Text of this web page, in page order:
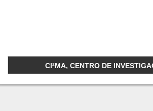
CI²MA, CENTRO DE